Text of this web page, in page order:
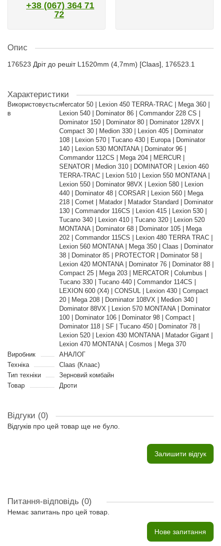
+38 (067) 364 71
72
Опис
176523 Дріт до решіт L1520mm (4,7mm) [Claas], 176523.1
Характеристики
Використовується
в
Mercator 50 | Lexion 450 TERRA-TRAC | Mega 360 |
Lexion 540 | Dominator 86 | Commandor 228 CS |
Dominator 150 | Dominator 80 | Dominator 128VX |
Compact 30 | Medion 330 | Lexion 405 | Dominator
108 | Lexion 570 | Tucano 430 | Europa | Dominator
140 | Lexion 530 MONTANA | Dominator 96 |
Commandor 112CS | Mega 204 | MERCUR |
SENATOR | Medion 310 | DOMINATOR | Lexion 460
TERRA-TRAC | Lexion 510 | Lexion 550 MONTANA |
Lexion 550 | Dominator 98VX | Lexion 580 | Lexion
440 | Dominator 48 | CORSAR | Lexion 560 | Mega
218 | Comet | Matador | Matador Standard | Dominator
130 | Commandor 116CS | Lexion 415 | Lexion 530 |
Tucano 340 | Lexion 410 | Tucano 320 | Lexion 520
MONTANA | Dominator 68 | Dominator 105 | Mega
202 | Commandor 115CS | Lexion 480 TERRA TRAC |
Lexion 560 MONTANA | Mega 350 | Claas | Dominator
38 | Dominator 85 | PROTECTOR | Dominator 58 |
Lexion 420 MONTANA | Dominator 76 | Dominator 88 |
Compact 25 | Mega 203 | MERCATOR | Columbus |
Tucano 330 | Tucano 440 | Commandor 114CS |
LEXION 600 (X4) | CONSUL | Lexion 430 | Compact
20 | Mega 208 | Dominator 108VX | Medion 340 |
Dominator 88VX | Lexion 570 MONTANA | Dominator
100 | Dominator 106 | Dominator 98 | Compact |
Dominator 118 | SF | Tucano 450 | Dominator 78 |
Lexion 520 | Lexion 430 MONTANA | Matador Gigant |
Lexion 470 MONTANA | Cosmos | Mega 370
Виробник
АНАЛОГ
Техніка
Claas (Клаас)
Тип техніки
Зерновий комбайн
Товар
Дроти
Відгуки (0)
Відгуків про цей товар ще не було.
Залишити відгук
Питання-відповідь (0)
Немає запитань про цей товар.
Нове запитання